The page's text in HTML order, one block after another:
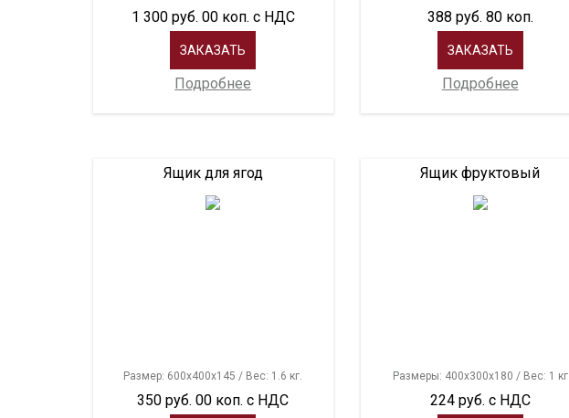
1 300 руб. 00 коп. с НДС
ЗАКАЗАТЬ
Подробнее
388 руб. 80 коп.
ЗАКАЗАТЬ
Подробнее
Ящик для ягод
Размер: 600х400х145 / Вес: 1.6 кг.
350 руб. 00 коп. с НДС
Ящик фруктовый
Размеры: 400х300х180 / Вес: 1 кг
224 руб. с НДС